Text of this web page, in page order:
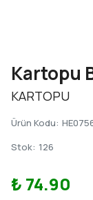
Kartopu
KARTOPU
Ürün Kodu:
Stok: 126
₺ 74.90